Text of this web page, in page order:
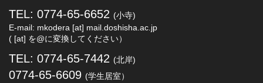
TEL: 0774-65-6652 (小寺)
E-mail: mkodera [at] mail.doshisha.ac.jp
( [at] を@に変換してください）
TEL: 0774-65-7442 (北岸)
0774-65-6609 (学生居室）